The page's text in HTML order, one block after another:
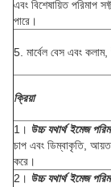
এবং বিশেষায়িত পরিমাপ
পারে।
5. মার্বেল বেস এবং
ক্রিয়া
1। উচ্চ যথার্থ ইমেজ
চাপ এবং ডিম্বাকৃতি,
করে।
2। উচ্চ যথার্থ ইমেজ